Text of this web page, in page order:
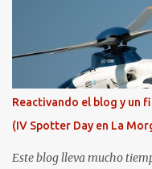
Reactivando el blog y un
(IV Spotter Day en La
Este blog lleva mucho